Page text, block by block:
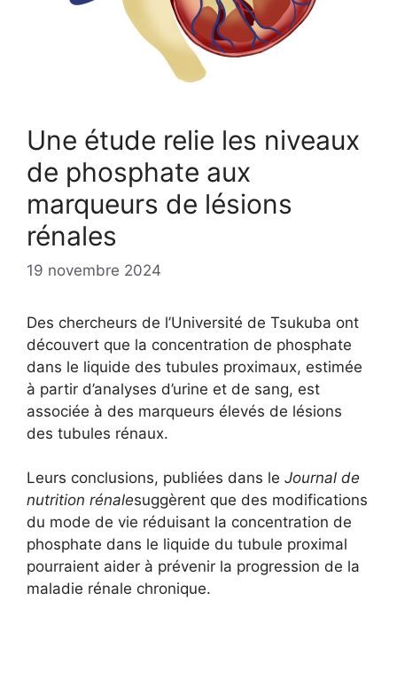
Une étude relie les niveaux
de phosphate aux
marqueurs de lésions
rénales
19 novembre 2024
Des chercheurs de l’Université de Tsukuba ont
découvert que la concentration de phosphate
dans le liquide des tubules proximaux, estimée
à partir d’analyses d’urine et de sang, est
associée à des marqueurs élevés de lésions
des tubules rénaux.
Leurs conclusions, publiées dans le Journal de
nutrition rénalesuggèrent que des modifications
du mode de vie réduisant la concentration de
phosphate dans le liquide du tubule proximal
pourraient aider à prévenir la progression de la
maladie rénale chronique.